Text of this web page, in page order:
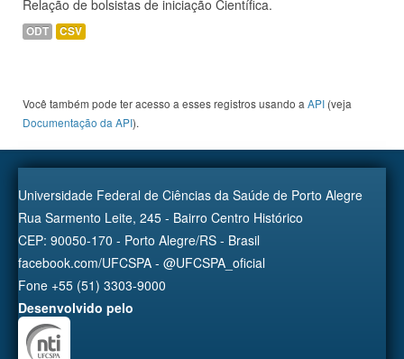
Relação de bolsistas de iniciação Científica.
ODT CSV
Você também pode ter acesso a esses registros usando a API (veja
Documentação da API).
Universidade Federal de Ciências da Saúde de Porto Alegre
Rua Sarmento Leite, 245 - Bairro Centro Histórico
CEP: 90050-170 - Porto Alegre/RS - Brasil
facebook.com/UFCSPA - @UFCSPA_oficial
Fone +55 (51) 3303-9000
Desenvolvido pelo